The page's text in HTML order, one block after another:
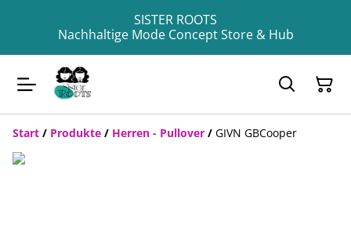
SISTER ROOTS
Nachhaltige Mode Concept Store & Hub
Start / Produkte / Herren - Pullover / GIVN GBCooper